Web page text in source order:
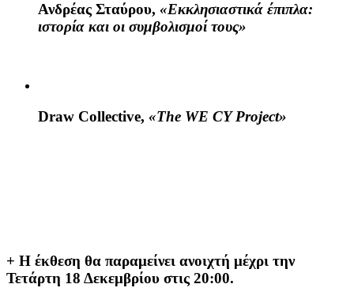
Ανδρέας Σταύρου, «Εκκλησιαστικά έπιπλα:
ιστορία και οι συμβολισμοί τους»
Draw Collective, «The WE CY Project»
+ Η έκθεση θα παραμείνει ανοιχτή μέχρι την
Τετάρτη 18 Δεκεμβρίου στις 20:00.